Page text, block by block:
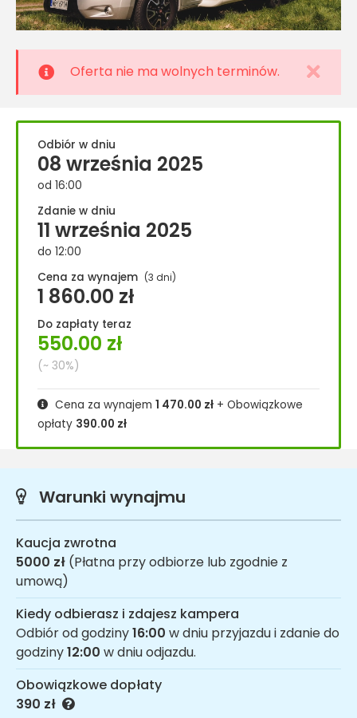
Oferta nie ma wolnych terminów.
Odbiór w dniu
08 września 2025
od 16:00
Zdanie w dniu
11 września 2025
do 12:00
Cena za wynajem (3 dni)
1 860.00 zł
Do zapłaty teraz
550.00 zł
(~ 30%)
Cena za wynajem 1 470.00 zł + Obowiązkowe
opłaty 390.00 zł
Warunki wynajmu
Kaucja zwrotna
5000 zł (Płatna przy odbiorze lub zgodnie z
umową)
Kiedy odbierasz i zdajesz kampera
Odbiór od godziny16:00 w dniu przyjazdu i zdanie do
godziny12:00 w dniu odjazdu.
Obowiązkowe dopłaty
390 zł